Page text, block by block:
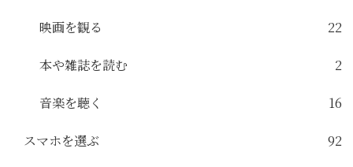
映画を観る 22
本や雑誌を読む 2
音楽を聴く 16
スマホを選ぶ 92